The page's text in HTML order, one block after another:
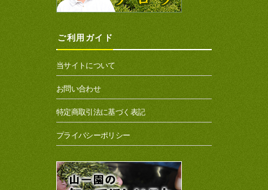
ご利用ガイド
当サイトについて
お問い合わせ
特定商取引法に基づく表記
プライバシーポリシー